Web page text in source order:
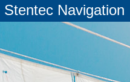
Stentec Navigation